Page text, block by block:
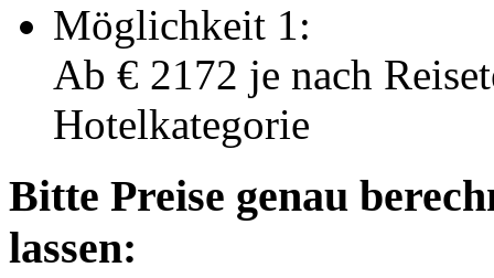
Möglichkeit 1:
Ab € 2172 je nach
Hotelkategorie
Bitte Preise genau
lassen: